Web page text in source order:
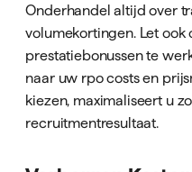
Onderhandel altijd over
volumekortingen. Let
prestatiebonussen te
naar uw rpo costs en
kiezen, maximaliseert u
recruitmentresultaat.